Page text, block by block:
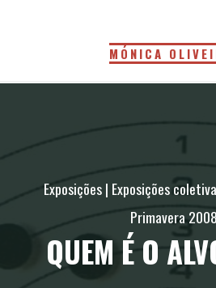
MÓNICA
Exposições| Exposições
Primavera 2008
QUEM É O